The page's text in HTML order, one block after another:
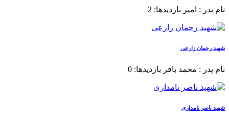
نام پدر : امیر بازدیدها: 2
شهید رحمان زارعی
نام پدر : محمد باقر بازدیدها: 0
شهید ناصر نامداری